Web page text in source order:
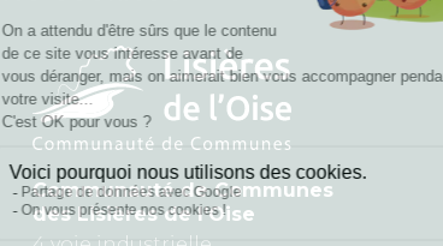
Communauté de Communes
des Lisières de l’Oise